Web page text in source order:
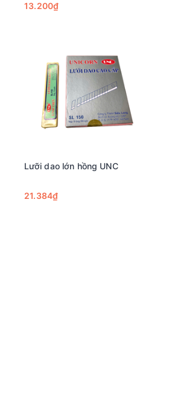
13.200₫
Lưỡi dao lớn hồng UNC
21.384₫